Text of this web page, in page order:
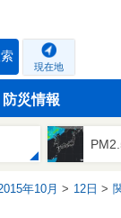
現在地
防災情報
年10月 12日